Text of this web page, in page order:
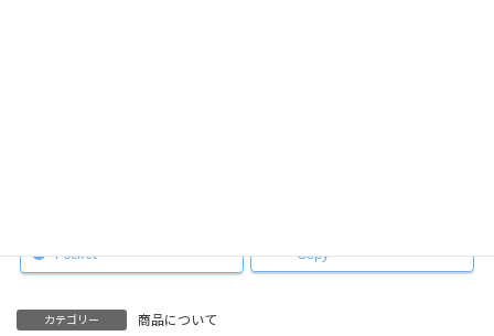
Pocket Copy
カテゴリー 商品について